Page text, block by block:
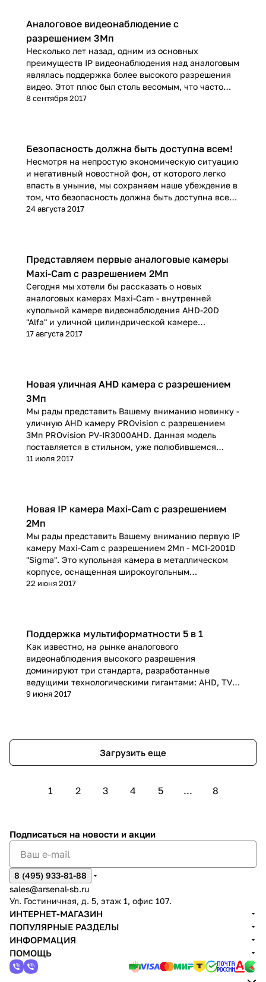
Аналоговое видеонаблюдение с
разрешением 3Мп
Несколько лет назад, одним из основных
преимуществ IP видеонаблюдения над аналоговым
являлась поддержка более высокого разрешения
видео. Этот плюс был столь весомым, что часто
перевешивал преимущества аналоговых систем.
установки в помещении и две уличные камеры.
Очень скоро у нас появятся камеры с
разрешением 4Мп!
8 сентября 2017
Безопасность должна быть доступна всем!
Несмотря на непростую экономическую ситуацию
и негативный новостной фон, от которого легко
впасть в уныние, мы сохраняем наше убеждение в
том, что безопасность должна быть доступна всем,
а не быть уделом избранных. И сегодня мы хотели
24 августа 2017
Представляем первые аналоговые камеры
Maxi-Cam с разрешением 2Мп
Сегодня мы хотели бы рассказать о новых
аналоговых камерах Maxi-Cam - внутренней
купольной камере видеонаблюдения AHD-20D
"Alfa" и уличной цилиндрической камере
видеонаблюдения AHD-20B "Omega". Эти камеры
17 августа 2017
Новая уличная AHD камера с разрешением
3Мп
Мы рады представить Вашему вниманию новинку -
уличную AHD камеру PROvision с разрешением
3Мп PROvision PV-IR3000AHD. Данная модель
поставляется в стильном, уже полюбившемся
нашим клиентам корпусе темно-серого цвета, как
11 июля 2017
Новая IP камера Maxi-Cam с разрешением
2Мп
Мы рады представить Вашему вниманию первую IP
камеру Maxi-Cam с разрешением 2Мп - MCI-2001D
"Sigma". Это купольная камера в металлическом
корпусе, оснащенная широкоугольным
объективом 2.8 мм. Камера имеет встроенный
на улице.
22 июня 2017
Поддержка мультиформатности 5 в 1
Как известно, на рынке аналогового
видеонаблюдения высокого разрешения
доминируют три стандарта, разработанные
ведущими технологическими гигантами: AHD, TVI
и CVI. Долгое время они были взаимно
добавить к ней камеры AHD, и наоборот. Но...
9 июня 2017
Загрузить еще
1 2 3 4 5 ... 8
Подписаться на новости и акции
8 (495) 933-81-88
sales@arsenal-sb.ru
Ул. Гостиничная, д. 5, этаж 1, офис 107.
ИНТЕРНЕТ-МАГАЗИН
ПОПУЛЯРНЫЕ РАЗДЕЛЫ
ИНФОРМАЦИЯ
ПОМОЩЬ